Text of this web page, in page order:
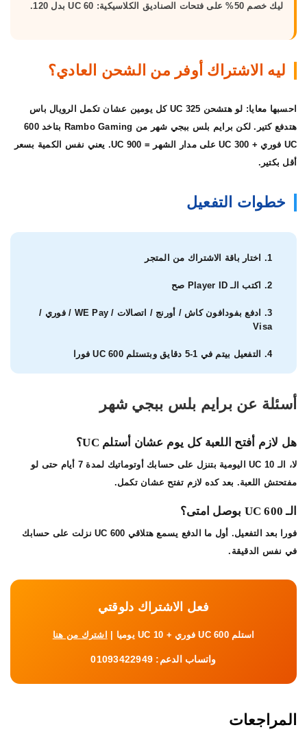
ليك خصم 50% على فتحات الصناديق الكلاسيكية: 60 UC بدل 120.
ليه الاشتراك أوفر من الشحن العادي؟
احسبها معايا: لو هتشحن 325 UC كل يومين عشان تكمل الرويال باس
هتدفع كتير. لكن برايم بلس ببجي شهر
من Rambo Gaming بتاخد 600
UC فوري + 300 UC على مدار الشهر = 900 UC. يعني نفس الكمية بسعر
أقل بكتير.
خطوات التفعيل
اختار باقة الاشتراك من المتجر
اكتب الـ Player ID صح
ادفع بفودافون كاش / أورنج / اتصالات / WE Pay / فوري /
Visa
التفعيل بيتم في 1-5 دقايق وبتستلم 600 UC فورا
أسئلة عن برايم بلس ببجي شهر
هل لازم أفتح اللعبة كل يوم عشان أستلم UC؟
لا، الـ 10 UC اليومية بتنزل على حسابك أوتوماتيك لمدة 7 أيام حتى لو
مفتحتش اللعبة. بعد كده لازم تفتح عشان تكمل.
الـ 600 UC بوصل امتى؟
فورا بعد التفعيل. أول ما الدفع يسمع هتلاقي 600 UC نزلت على حسابك
في نفس الدقيقة.
فعل الاشتراك دلوقتي
استلم 600 UC فوري + 10 UC يوميا | اشترك من هنا
واتساب الدعم: 01093422949
المراجعات